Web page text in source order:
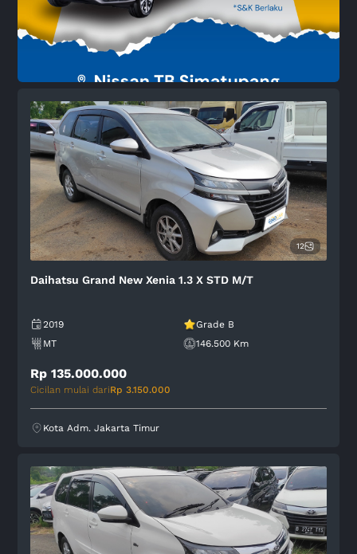
12
Daihatsu Grand New Xenia 1.3 X STD M/T
2019
Grade B
MT
146.500 Km
Rp 135.000.000
Cicilan mulai dariRp 3.150.000
Kota Adm. Jakarta Timur